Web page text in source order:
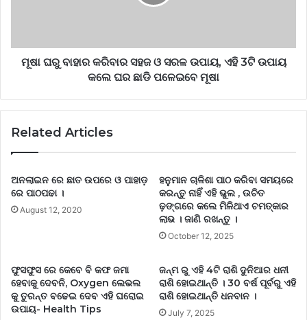
ମୂଷା ଘରୁ ବାହାର କରିବାର ସହଜ ଓ ସରଳ ଉପାୟ, ଏହି 3ଟି ଉପାୟ
କଲେ ଘର ଛାଡି ପଳେଇବେ ମୂଷା
Related Articles
ଅନଲାଇନ ରେ ଛାତ ଉପରେ ଓ ପାହାଡ଼
ରେ ପାଠପଢା ।
August 12, 2020
ହନୁମାନ ଚାଳିଶା ପାଠ କରିବା ସମୟରେ
କରନ୍ତୁ ନାହିଁ ଏହି ଭୁଲ , ଉଚିତ
ଢ଼ଙ୍ଗରେ କଲେ ମିଳିଥାଏ ଚମତ୍କାର
ଲାଭ । ଜାଣି ରଖନ୍ତୁ ।
October 12, 2025
ଫୁସଫୁସ ରେ କେବେ ବି କଫ ଜମା
ହେବାକୁ ଦେବନି, Oxygen ଲେଭଲ
କୁ ତୁରନ୍ତ ବଢେଇ ଦେବ ଏହି ଘରୋଇ
ଉପାୟ- Health Tips
ଜନ୍ମ ରୁ ଏହି 4ଟି ରାଶି ଦୁନିଆର ଧନୀ
ରାଶି ହୋଇଥାନ୍ତି । 30 ବର୍ଷ ପୂର୍ବରୁ ଏହି
ରାଶି ହୋଇଥାନ୍ତି ଧନବାନ ।
July 7, 2025